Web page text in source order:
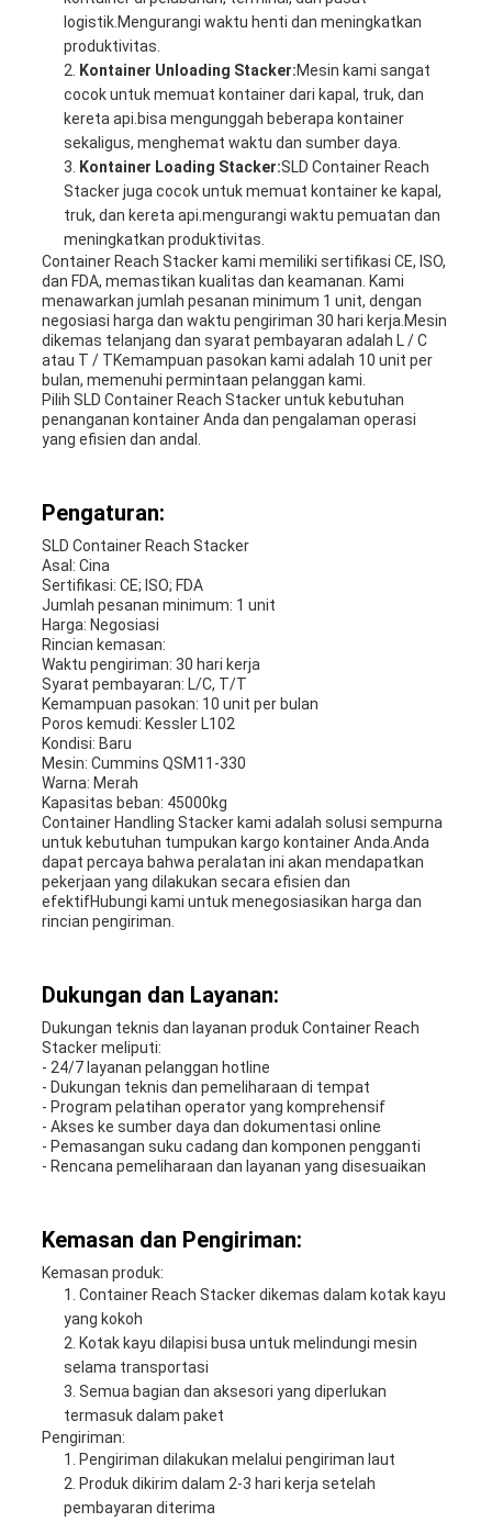
logistik.Mengurangi waktu henti dan meningkatkan
produktivitas.
Kontainer Unloading Stacker:Mesin kami sangat
cocok untuk memuat kontainer dari kapal, truk, dan
kereta api.bisa mengunggah beberapa kontainer
sekaligus, menghemat waktu dan sumber daya.
Kontainer Loading Stacker:SLD Container Reach
Stacker juga cocok untuk memuat kontainer ke kapal,
truk, dan kereta api.mengurangi waktu pemuatan dan
meningkatkan produktivitas.
Container Reach Stacker kami memiliki sertifikasi CE, ISO,
dan FDA, memastikan kualitas dan keamanan. Kami
menawarkan jumlah pesanan minimum 1 unit, dengan
negosiasi harga dan waktu pengiriman 30 hari kerja.Mesin
dikemas telanjang dan syarat pembayaran adalah L / C
atau T / TKemampuan pasokan kami adalah 10 unit per
bulan, memenuhi permintaan pelanggan kami.
Pilih SLD Container Reach Stacker untuk kebutuhan
penanganan kontainer Anda dan pengalaman operasi
yang efisien dan andal.
Pengaturan:
SLD Container Reach Stacker
Asal: Cina
Sertifikasi: CE; ISO; FDA
Jumlah pesanan minimum: 1 unit
Harga: Negosiasi
Rincian kemasan:
Waktu pengiriman: 30 hari kerja
Syarat pembayaran: L/C, T/T
Kemampuan pasokan: 10 unit per bulan
Poros kemudi: Kessler L102
Kondisi: Baru
Mesin: Cummins QSM11-330
Warna: Merah
Kapasitas beban: 45000kg
Container Handling Stacker kami adalah solusi sempurna
untuk kebutuhan tumpukan kargo kontainer Anda.Anda
dapat percaya bahwa peralatan ini akan mendapatkan
pekerjaan yang dilakukan secara efisien dan
efektifHubungi kami untuk menegosiasikan harga dan
rincian pengiriman.
Dukungan dan Layanan:
Dukungan teknis dan layanan produk Container Reach
Stacker meliputi:
- 24/7 layanan pelanggan hotline
- Dukungan teknis dan pemeliharaan di tempat
- Program pelatihan operator yang komprehensif
- Akses ke sumber daya dan dokumentasi online
- Pemasangan suku cadang dan komponen pengganti
- Rencana pemeliharaan dan layanan yang disesuaikan
Kemasan dan Pengiriman:
Kemasan produk:
Container Reach Stacker dikemas dalam kotak kayu
yang kokoh
Kotak kayu dilapisi busa untuk melindungi mesin
selama transportasi
Semua bagian dan aksesori yang diperlukan
termasuk dalam paket
Pengiriman:
Pengiriman dilakukan melalui pengiriman laut
Produk dikirim dalam 2-3 hari kerja setelah
pembayaran diterima